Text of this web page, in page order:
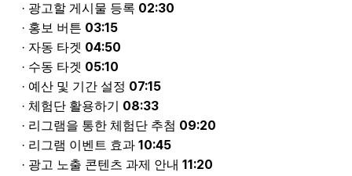
· 광고할 게시물 등록 02:30
· 홍보 버튼 03:15
· 자동 타겟 04:50
· 수동 타겟 05:10
· 예산 및 기간 설정 07:15
· 체험단 활용하기 08:33
· 리그램을 통한 체험단 추첨 09:20
· 리그램 이벤트 효과 10:45
· 광고 노출 콘텐츠 과제 안내 11:20